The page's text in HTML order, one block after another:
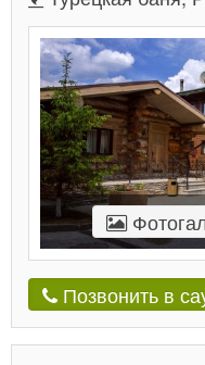
Позвонить в